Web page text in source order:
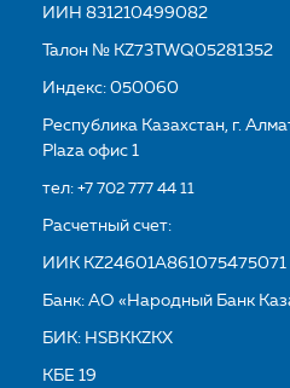
ИИН 831210499082
Талон № KZ73TWQ05281352
Индекс: 050060
Республика Казахстан, г.
Plaza офис 1
тел:+7 702 777 44 11
Расчетный счет:
ИИК KZ24601A861075475071
Банк: АО «Народный Банк
БИК: HSBKKZKX
КБЕ 19